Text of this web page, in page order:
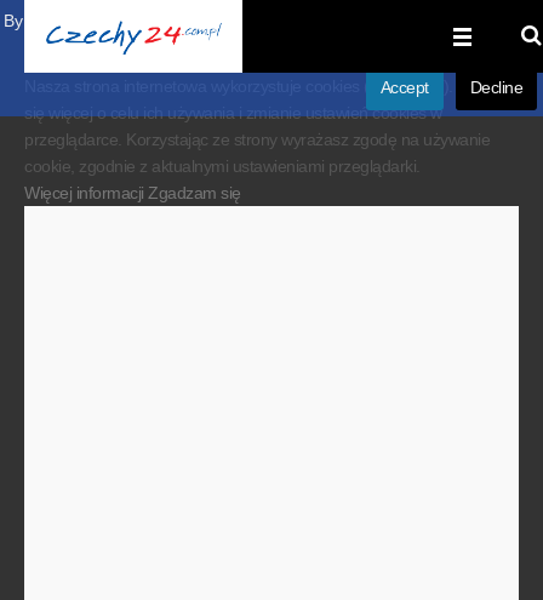
Nasza strona internetowa wykorzystuje cookies (ciasteczka). Dowiedz
się więcej o celu ich używania i zmianie ustawień cookies w
przeglądarce. Korzystając ze strony wyrażasz zgodę na używanie
cookie, zgodnie z aktualnymi ustawieniami przeglądarki.
Więcej informacji Zgadzam się
By visiting our website you agree that we are using cookies to ensure you to
get the best experience.
Accept Decline